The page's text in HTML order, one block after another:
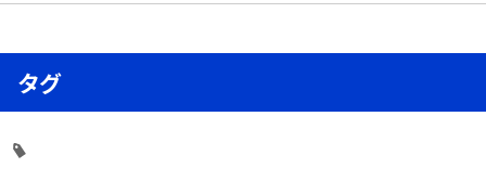
タグ